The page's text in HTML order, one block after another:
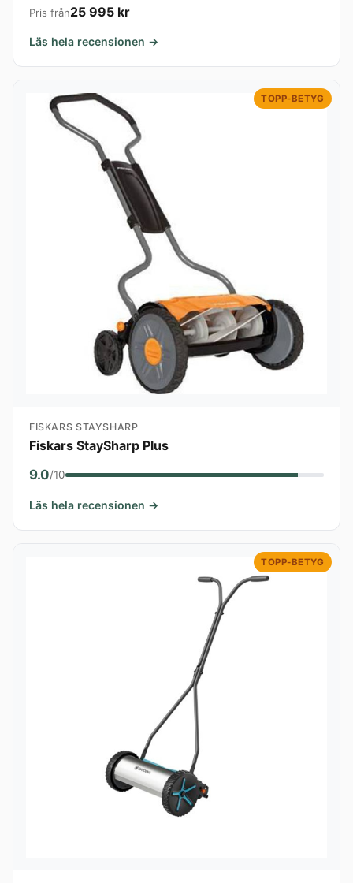
Pris från25 995 kr
Läs hela recensionen →
TOPP-BETYG
FISKARS STAYSHARP
Fiskars StaySharp Plus
9.0/10
Läs hela recensionen →
TOPP-BETYG